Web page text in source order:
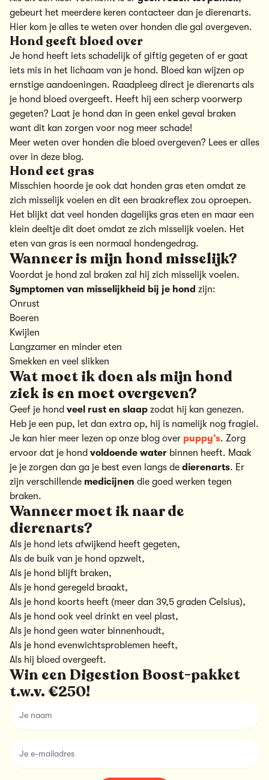
gebeurt het meerdere keren contacteer dan je dierenarts.
Hier kom je alles te weten over honden die gal overgeven.
Hond geeft bloed over
Je hond heeft iets schadelijk of giftig gegeten of er gaat
iets mis in het lichaam van je hond. Bloed kan wijzen op
ernstige aandoeningen. Raadpleeg direct je dierenarts als
je hond bloed overgeeft. Heeft hij een scherp voorwerp
gegeten? Laat je hond dan in geen enkel geval braken
want dit kan zorgen voor nog meer schade!
Meer weten over honden die bloed overgeven? Lees er alles
over in deze blog.
Hond eet gras
Misschien hoorde je ook dat honden gras eten omdat ze
zich misselijk voelen en dit een braakreflex zou oproepen.
Het blijkt dat veel honden dagelijks gras eten en maar een
klein deeltje dit doet omdat ze zich misselijk voelen. Het
eten van gras is een normaal hondengedrag.
Wanneer is mijn hond misselijk?
Voordat je hond zal braken zal hij zich misselijk voelen.
Symptomen van misselijkheid bij je hond zijn:
Onrust
Boeren
Kwijlen
Langzamer en minder eten
Smekken en veel slikken
Wat moet ik doen als mijn hond
ziek is en moet overgeven?
Geef je hond veel rust en slaap zodat hij kan genezen.
Heb je een pup, let dan extra op, hij is namelijk nog fragiel.
Je kan hier meer lezen op onze blog over puppy’s. Zorg
ervoor dat je hond voldoende water binnen heeft. Maak
je je zorgen dan ga je best even langs de dierenarts. Er
zijn verschillende medicijnen die goed werken tegen
braken.
Wanneer moet ik naar de
dierenarts?
Als je hond iets afwijkend heeft gegeten,
Als de buik van je hond opzwelt,
Als je hond blijft braken,
Als je hond geregeld braakt,
Als je hond koorts heeft (meer dan 39,5 graden Celsius),
Als je hond ook veel drinkt en veel plast,
Als je hond geen water binnenhoudt,
Als je hond evenwichtsproblemen heeft,
Als hij bloed overgeeft.
Win een Digestion Boost-pakket
t.w.v. €250!